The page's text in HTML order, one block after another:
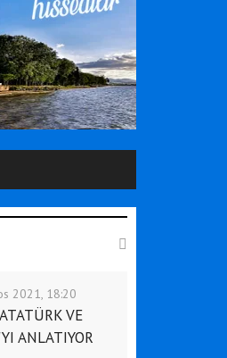
2021, 18:20
VE
ANLATIYOR